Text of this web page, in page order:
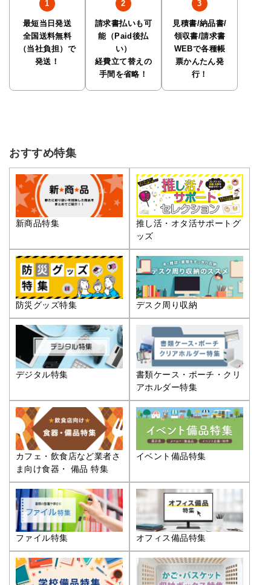
最短当日発送
全国送料無料
（当社負担）で
発送！
請求書払いも可
能（Paid後払
い）
経費立て替えの
手間を省略！
見積書/納品書/
領収書/請求書
WEBで各種帳
票かんたん発
行！
おすすめ特集
新商品特集
推し活・オタ活サポートグ
ッズ
防災グッズ特集 デスク周り収納
デジタル特集
書類ケース・ポーチ・クリ
アホルダー特集
カフェ・飲食店など業者さ
ま向け食器・ 備品 特集
イベント備品特集
ファイル特集 オフィス備品特集